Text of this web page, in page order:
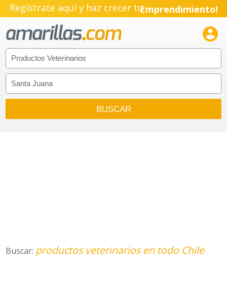
Regístrate aquí y haz crecer tuEmprendimiento!

Buscar: productos veterinarios en todo Chile